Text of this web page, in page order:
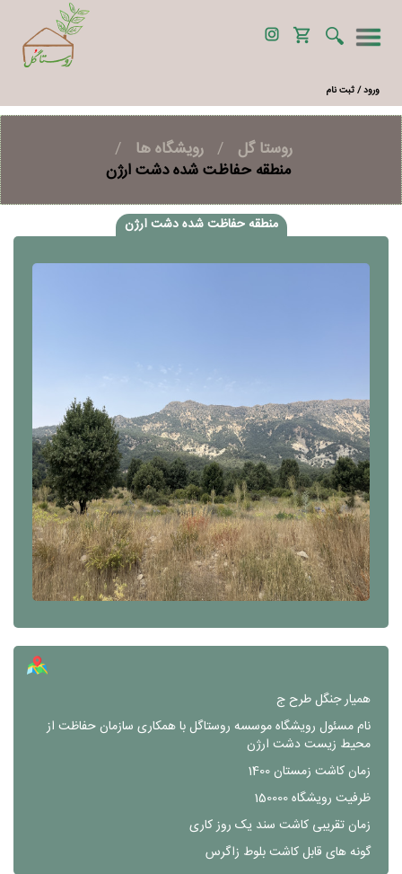
ورود / ثبت نام
روستا گل / رویشگاه ها
/
منطقه حفاظت شده دشت ارژن
منطقه حفاظت شده دشت ارژن
همیار جنگل طرح ج
نام مسئول رویشگاهموسسه روستاگل با همکاری سازمان حفاظت از
محیط زیست دشت ارژن
زمان کاشت زمستان 1400
ظرفیت رویشگاه150000
زمان تقریبی کاشت سند یک روز کاری
گونه های قابل کاشتبلوط زاگرس